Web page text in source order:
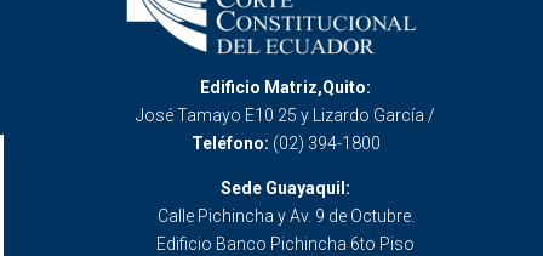
Edificio Matriz,Quito:
José Tamayo E10 25 y Lizardo García /
Teléfono: (02) 394-1800
Sede Guayaquil:
Calle Pichincha y Av. 9 de Octubre.
Edificio Banco Pichincha 6to Piso